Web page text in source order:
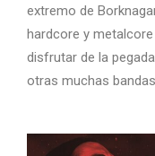
extremo de
hardcore y
disfrutar de la
otras muchas